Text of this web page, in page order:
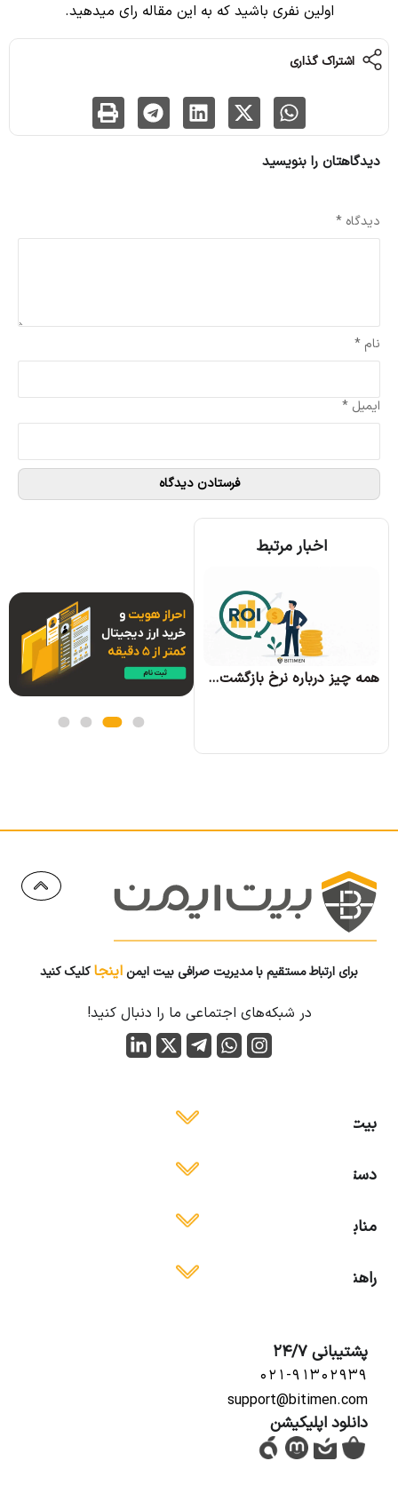
اولین نفری باشید که به این مقاله رای میدهید.
اشتراک گذاری
دیدگاهتان را بنویسید
دیدگاه *
نام *
ایمیل *
اخبار مرتبط
همه چیز درباره نرخ بازگشت سرمایه و نحوه محاسبه آن
برای ارتباط مستقیم با مدیریت صرافی بیت ایمن اینجاکلیک کنید
در شبکه‌های اجتماعی ما را دنبال کنید!
بیت ایمن
دسترسی آسان
منابع آموزشی
راهنمای استفاده
پشتیبانی 24/7
۰۲۱-۹۱۳۰۲۹۳۹
support@bitimen.com
دانلود اپلیکیشن